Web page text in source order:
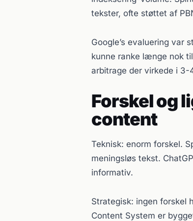
tekster, ofte støttet af
Google’s evaluering var
kunne ranke længe nok
arbitrage der virkede i 3-
Forskel og
content
Teknisk: enorm forskel.
meningsløs tekst.
informativ.
Strategisk: ingen forskel
Content System er